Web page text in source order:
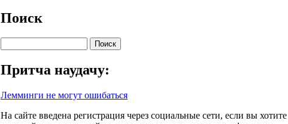
Поиск
Притча наудачу:
Лемминги не могут ошибаться
На сайте введена регистрация через социальные сети, если вы